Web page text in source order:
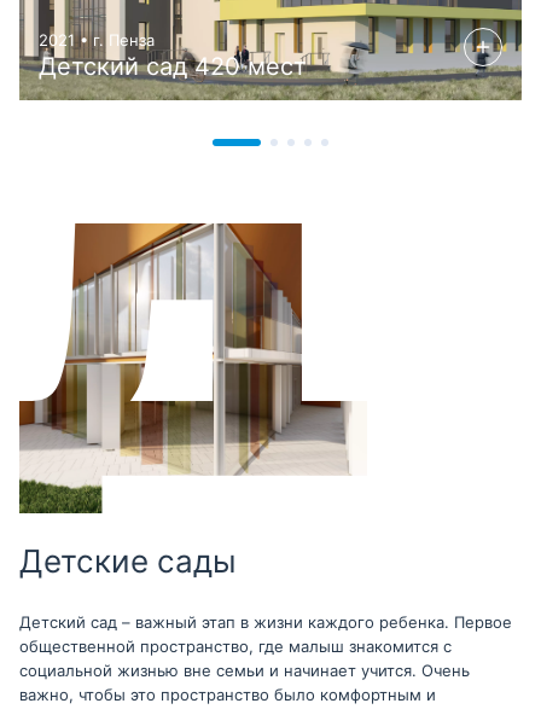
2021 • г. Пенза
Детский сад 420 мест
Детские сады
Детский сад – важный этап в жизни каждого ребенка. Первое
общественной пространство, где малыш знакомится с
социальной жизнью вне семьи и начинает учится. Очень
важно, чтобы это пространство было комфортным и